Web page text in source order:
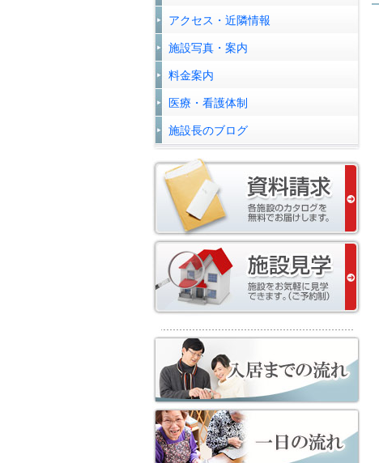
アクセス・近隣情報
施設写真・案内
料金案内
医療・看護体制
施設長のブログ